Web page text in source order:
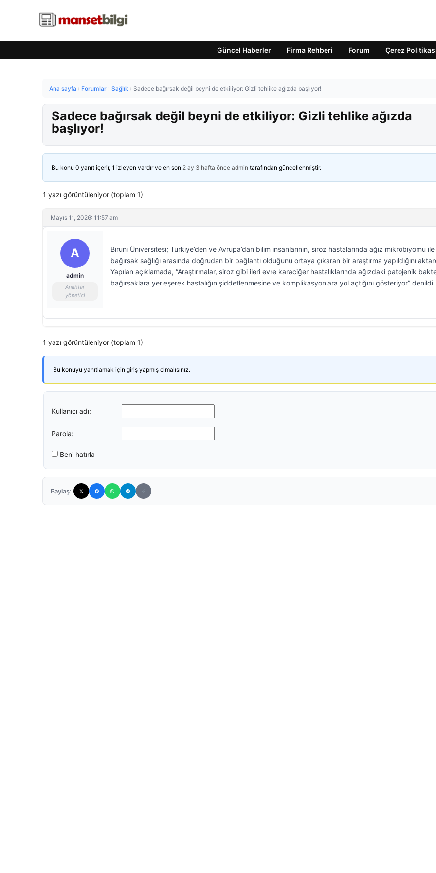
Güncel Haberler Firma Rehberi Forum Çerez Politikası
Ana sayfa › Forumlar › Sağlık › Sadece bağırsak değil beyni de etkiliyor: Gizli tehlike ağızda başlıyor!
Sadece bağırsak değil beyni de etkiliyor: Gizli tehlike ağızda
başlıyor!
Bu konu 0 yanıt içerir, 1 izleyen vardır ve en son 2 ay 3 hafta önce admin tarafından güncellenmiştir.
1 yazı görüntüleniyor (toplam 1)
Mayıs 11, 2026: 11:57 am
A
admin
Anahtar
yönetici
Biruni Üniversitesi; Türkiye’den ve Avrupa’dan bilim insanlarının, siroz hastalarında ağız mikrobiyomu ile
bağırsak sağlığı arasında doğrudan bir bağlantı olduğunu ortaya çıkaran bir araştırma yapıldığını
Yapılan açıklamada, “Araştırmalar, siroz gibi ileri evre karaciğer hastalıklarında ağızdaki patojenik
bağırsaklara yerleşerek hastalığın şiddetlenmesine ve komplikasyonlara yol açtığını gösteriyor” denildi.
1 yazı görüntüleniyor (toplam 1)
Bu konuyu yanıtlamak için giriş yapmış olmalısınız.
Kullanıcı adı:
Parola:
Beni hatırla
Paylaş: